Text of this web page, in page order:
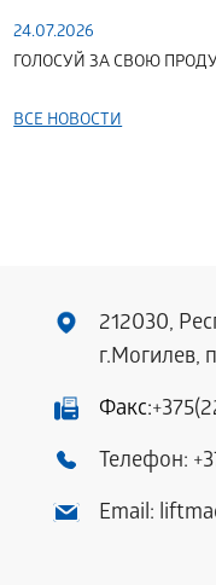
24.07.2026
ГОЛОСУЙ ЗА СВОЮ
ВСЕ НОВОСТИ
212030,
г.Могилев,
Факс:
Телефон:
Email: